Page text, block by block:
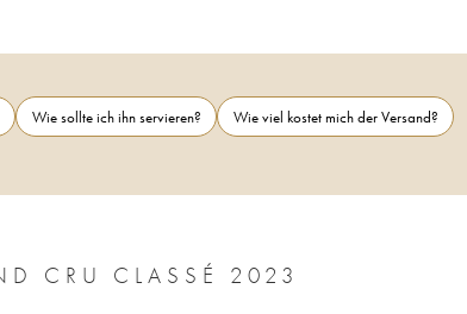
Wie sollte ich ihn servieren?
Wie viel kostet mich der Versand?
CHÂTEAU LAFITE ROTHSCHILD 1ER GRAND CRU CLASSÉ 2023